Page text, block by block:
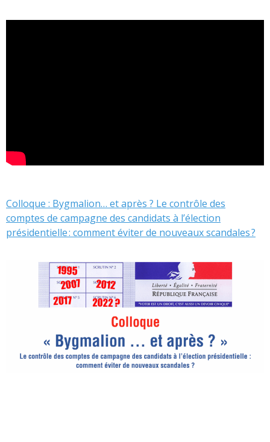
Colloque : Bygmalion… et après ? Le contrôle des
comptes de campagne des candidats à l’élection
présidentielle : comment éviter de nouveaux scandales ?